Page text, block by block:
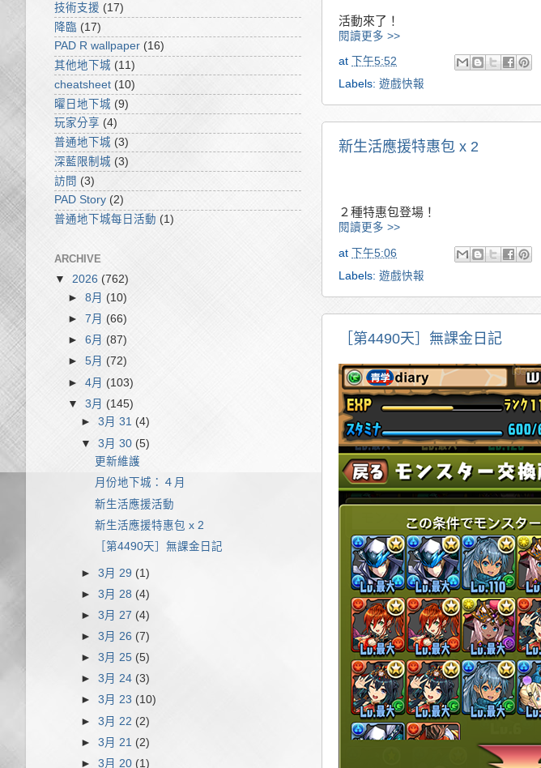
活動來了！
閱讀更多 >>
at
下午5:52
Labels: 遊戲快報
新生活應援特惠包 x 2
２種特惠包登場！
閱讀更多 >>
at
下午5:06
Labels: 遊戲快報
［第4490天］無課金日記
技術支援 (17)
降臨 (17)
PAD R wallpaper (16)
其他地下城 (11)
cheatsheet (10)
曜日地下城 (9)
玩家分享 (4)
普通地下城 (3)
深藍限制城 (3)
訪問 (3)
PAD Story (2)
普通地下城每日活動 (1)
ARCHIVE
▼ 2026 (762)
►8月(10)
►7月 (66)
►6月(87)
►5月(72)
►4月 (103)
▼3月(145)
►3月 31(4)
▼3月 30(5)
更新維護
月份地下城：４月
新生活應援活動
新生活應援特惠包 x 2
［第4490天］無課金日記
►3月 29 (1)
►3月 28 (4)
►3月 27 (4)
►3月 26 (7)
►3月 25 (5)
►3月 24 (3)
►3月 23 (10)
►3月 22 (2)
►3月 21(2)
►3月 20 (1)